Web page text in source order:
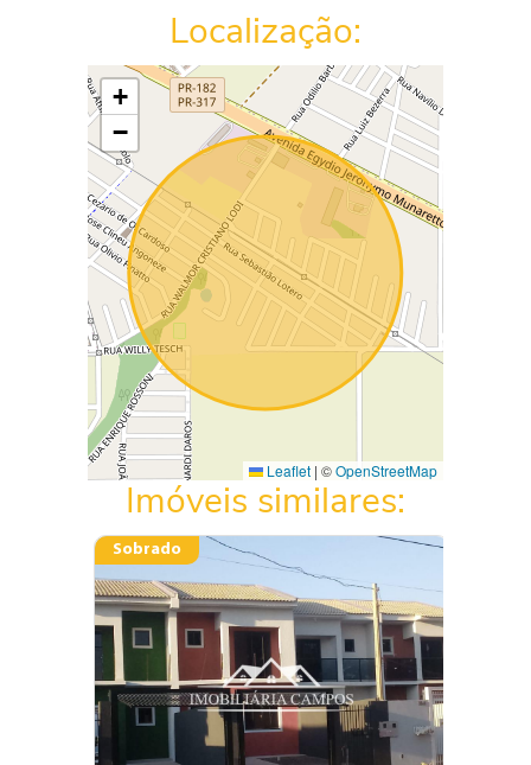
Localização:
+
−
Leaflet | ©OpenStreetMap
Imóveis similares:
Sobrado